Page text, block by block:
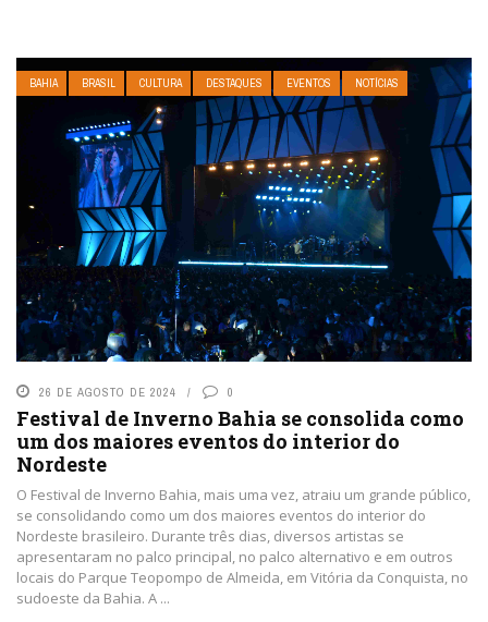
BAHIA BRASIL CULTURA DESTAQUES EVENTOS NOTÍCIAS
26 DE AGOSTO DE 2024 0
Festival de Inverno Bahia se consolida como
um dos maiores eventos do interior do
Nordeste
O Festival de Inverno Bahia, mais uma vez, atraiu um grande público,
se consolidando como um dos maiores eventos do interior do
Nordeste brasileiro. Durante três dias, diversos artistas se
apresentaram no palco principal, no palco alternativo e em outros
locais do Parque Teopompo de Almeida, em Vitória da Conquista, no
sudoeste da Bahia. A ...